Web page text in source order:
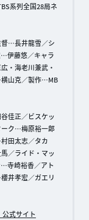
系列全国28局ネ
…長井龍雪／シ
伊藤悠／キャラ
・海老川兼武・
山克／製作…MB
佳正／ビスケッ
ーク…梅原裕一郎
田太志／タカ
／ライド・マッ
寺崎裕香／アト
井孝宏／ガエリ
公式サイト